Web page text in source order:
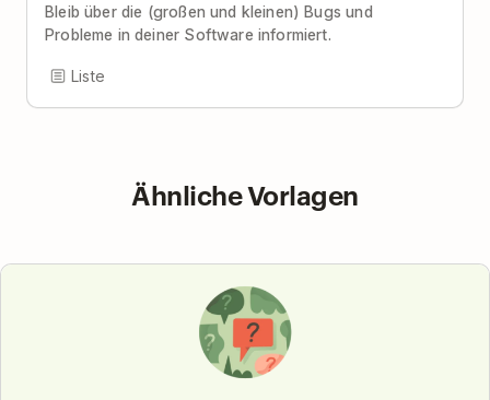
Bleib über die (großen und kleinen) Bugs und
Probleme in deiner Software informiert.
Liste
Ähnliche Vorlagen